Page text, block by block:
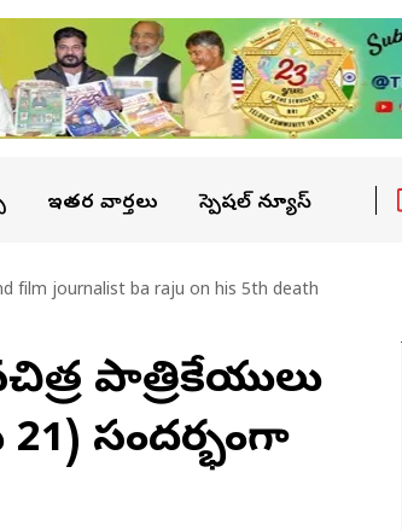
ఇతర వార్తలు స్పెషల్ న్యూస్
film journalist ba raju on his 5th death
పాత్రికేయులు
సందర్భంగా